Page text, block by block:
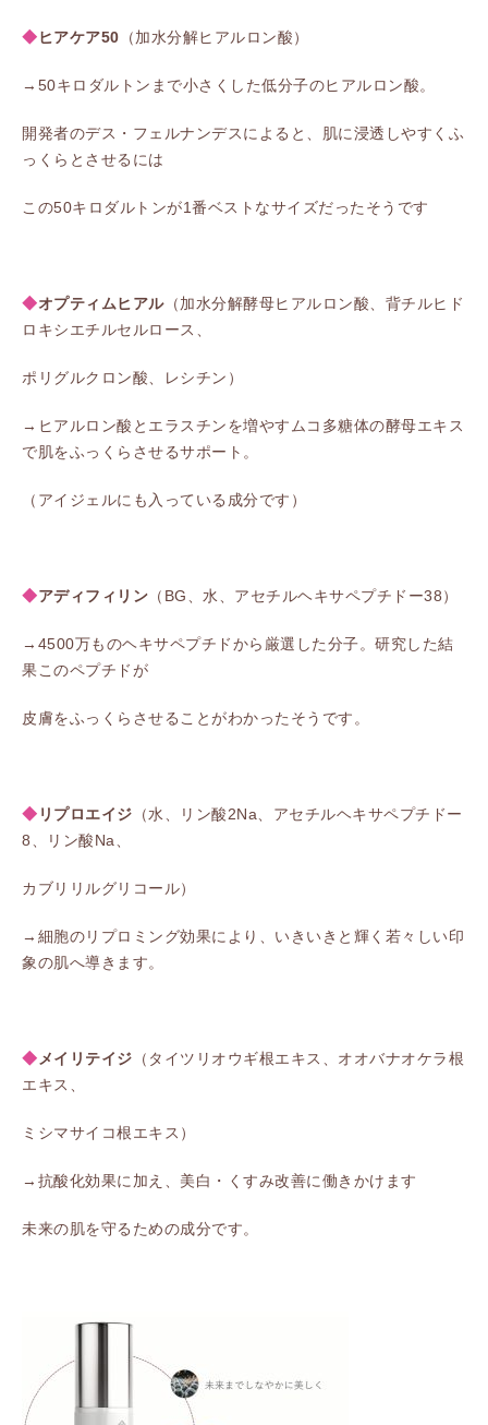
◆ヒアケア50 （加水分解ヒアルロン酸）
→50キロダルトンまで小さくした低分子のヒアルロン酸。
開発者のデス・フェルナンデスによると、肌に浸透しやすくふ
っくらとさせるには
この50キロダルトンが1番ベストなサイズだったそうです
◆オプティムヒアル（加水分解酵母ヒアルロン酸、背チルヒド
ロキシエチルセルロース、
ポリグルクロン酸、レシチン）
→ヒアルロン酸とエラスチンを増やすムコ多糖体の酵母エキス
で肌をふっくらさせるサポート。
（アイジェルにも入っている成分です）
◆アディフィリン （BG、水、アセチルヘキサペプチドー38）
→4500万ものヘキサペプチドから厳選した分子。研究した結
果このペプチドが
皮膚をふっくらさせることがわかったそうです。
◆ リプロエイジ （水、リン酸2Na、アセチルヘキサペプチドー
8、リン酸Na、
カブリリルグリコール）
→細胞のリプロミング効果により、いきいきと輝く若々しい印
象の肌へ導きます。
◆ メイリテイジ （タイツリオウギ根エキス、オオバナオケラ根
エキス、
ミシマサイコ根エキス）
→抗酸化効果に加え、美白・くすみ改善に働きかけます
未来の肌を守るための成分です。